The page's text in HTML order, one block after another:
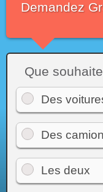
Demandez
Que
Des
Des
Les deux